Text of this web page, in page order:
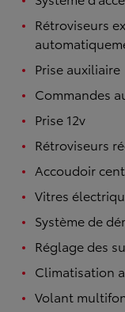
Rétroviseurs
Prise auxiliaire
Commandes
Prise 12v
Rétroviseurs
Accoudoir
Vitres
Système de
Réglage des
Climatisation
Volant